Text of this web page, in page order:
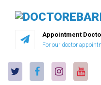
Appointment
For our doctor